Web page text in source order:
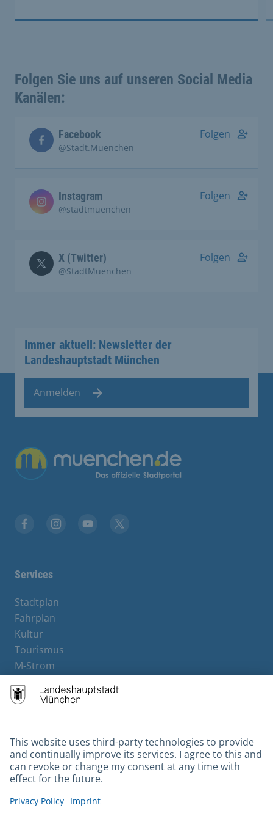
Folgen Sie uns auf unseren Social Media
Kanälen:
Facebook
@Stadt.Muenchen
Folgen
Instagram
@stadtmuenchen
Folgen
X (Twitter)
@StadtMuenchen
Folgen
Immer aktuell: Newsletter der
Landeshauptstadt München
Anmelden
Übergreifende Links
Services
Stadtplan
Fahrplan
Kultur
Tourismus
M-Strom
Hotels
Contact
Barrierefreiheit
Leichte Sprache
Gebärdensprache